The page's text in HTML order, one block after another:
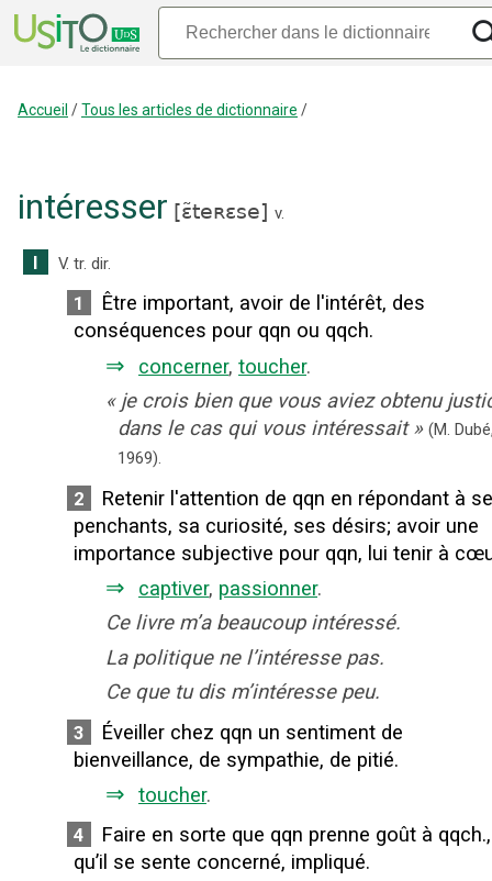
Accueil /Tous les articles de dictionnaire /
intéresser [ɛ̃teʀɛse] v.
I V. tr. dir.
1
Être important, avoir de l'intérêt, des
conséquences pour qqn ou qqch.
⇒ concerner, toucher.
« je crois bien que vous aviez obtenu
dans le cas qui vous intéressait » (M.
1969).
2
Retenir l'attention de qqn en répondant à
penchants, sa curiosité, ses désirs; avoir une
importance subjective pour qqn, lui tenir à
⇒ captiver, passionner.
Ce livre m’a beaucoup intéressé.
La politique ne l’intéresse pas.
Ce que tu dis m’intéresse peu.
3
Éveiller chez qqn un sentiment de
bienveillance, de sympathie, de pitié.
⇒ toucher.
4
Faire en sorte que qqn prenne goût à qqch.,
qu’il se sente concerné, impliqué.